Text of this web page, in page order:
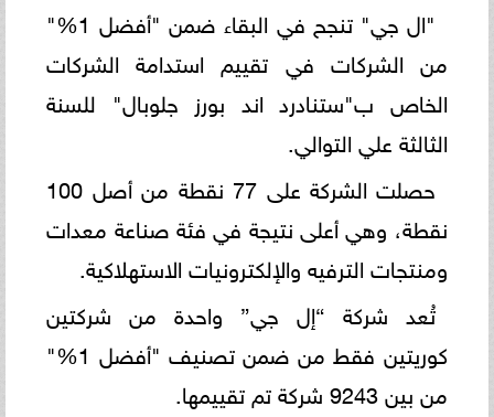
"ال جي" تنجح في البقاء ضمن "أفضل 1%"
من الشركات في تقييم استدامة الشركات
الخاص ب"ستنادرد اند بورز جلوبال" للسنة
الثالثة علي التوالي.
حصلت الشركة على 77 نقطة من أصل 100
نقطة، وهي أعلى نتيجة في فئة صناعة معدات
ومنتجات الترفيه والإلكترونيات الاستهلاكية.
تُعد شركة “إل جي” واحدة من شركتين
كوريتين فقط من ضمن تصنيف "أفضل 1%"
من بين 9243 شركة تم تقييمها.